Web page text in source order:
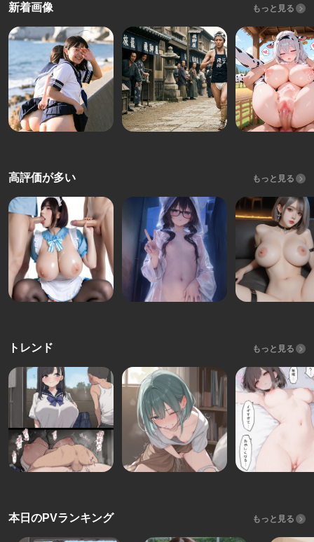
新着画像 もっと見る
高評価が多い もっと見る
トレンド もっと見る
本日のPVランキング もっと見る